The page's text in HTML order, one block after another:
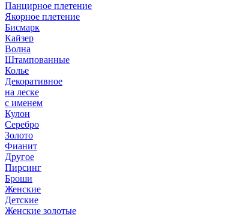
Панцирное плетение
Якорное плетение
Бисмарк
Кайзер
Волна
Штампованные
Колье
Декоративное
на леске
с именем
Кулон
Серебро
Золото
Фианит
Другое
Пирсинг
Броши
Женские
Детские
Женские золотые